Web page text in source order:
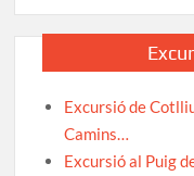
Excursió de
Camins…
Excursió al Puig